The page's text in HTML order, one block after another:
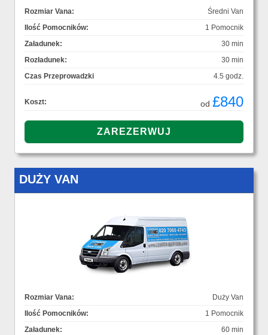
Rozmiar Vana:
Średni Van
Ilość Pomocników:
1 Pomocnik
Załadunek:
30 min
Rozładunek:
30 min
Czas Przeprowadzki
4.5 godz.
Koszt: od £840
DUŻY VAN
Rozmiar Vana:
Duży Van
Ilość Pomocników:
1 Pomocnik
Załadunek:
60 min